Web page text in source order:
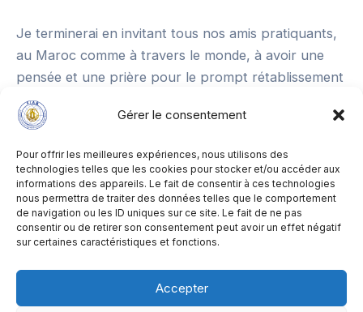
Gérer le consentement
Pour offrir les meilleures expériences, nous utilisons des
technologies telles que les cookies pour stocker et/ou accéder aux
informations des appareils. Le fait de consentir à ces technologies
nous permettra de traiter des données telles que le comportement
de navigation ou les ID uniques sur ce site. Le fait de ne pas
consentir ou de retirer son consentement peut avoir un effet négatif
sur certaines caractéristiques et fonctions.
Accepter
Je terminerai en invitant tous nos amis pratiquants,
au Maroc comme à travers le monde, à avoir une
pensée et une prière pour le prompt rétablissement
de notre père à tous et guide dans cette voie
martiale, le fondateur de l’Aikibudo, Maître Alain
Merci à vous tous et salutations fraternelles.
Navigation
des
PRÉCÉDENT
Mentions Legales&Politique de cookies- Copyright ©